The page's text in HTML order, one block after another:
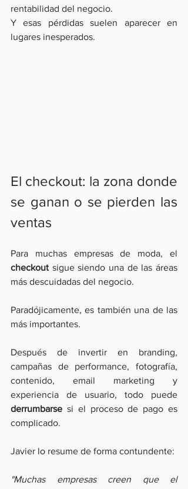
rentabilidad del negocio.
Y esas pérdidas suelen aparecer en
lugares inesperados.
El checkout: la zona donde
se ganan o se pierden las
ventas
Para muchas empresas de moda, el
checkout sigue siendo una de las áreas
más descuidadas del negocio.
Paradójicamente, es también una de las
más importantes.
Después de invertir en branding,
campañas de performance, fotografía,
contenido, email marketing y
derrumbarse si el proceso de pago es
complicado.
Javier lo resume de forma contundente:
"Muchas empresas creen que el